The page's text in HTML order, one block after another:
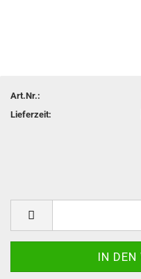
Art.Nr.:
Lieferzeit: